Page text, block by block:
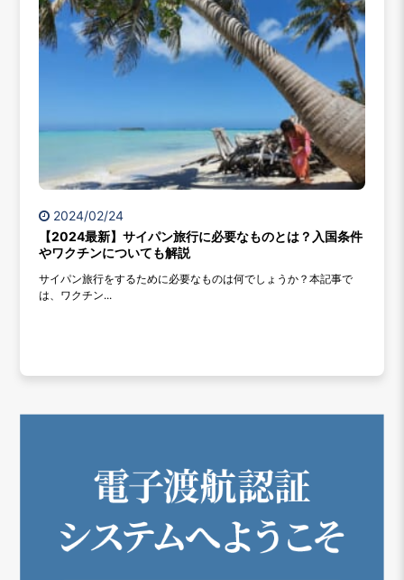
2024/02/24
【2024最新】サイパン旅行に必要なものとは？入国条件
やワクチンについても解説
サイパン旅行をするために必要なものは何でしょうか？本記事で
は、ワクチン...